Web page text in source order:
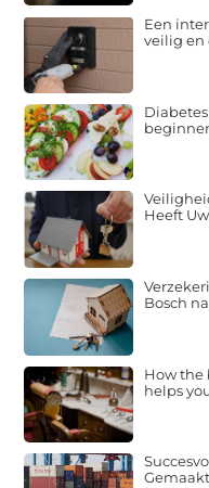
Een
veilig en
Heeft
Bosch
How the
helps